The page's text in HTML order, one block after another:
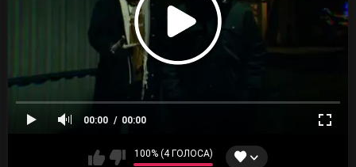
00:00 00:00
100% (4 ГОЛОСА)